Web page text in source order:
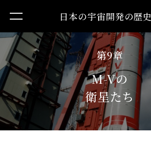
日本の宇宙開発の歴史
第9章
M-Vの
衛星たち